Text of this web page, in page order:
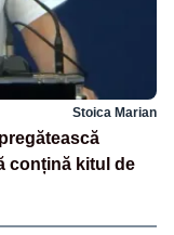
Stoica Marian
conțină kitul de